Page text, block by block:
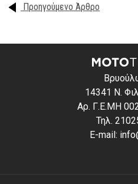
Προηγούμενο Άρθρο
14341 Ν.
Αρ. Γ.Ε.ΜΗ
Τηλ.
E-mail: